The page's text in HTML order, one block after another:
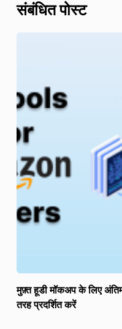
संबंधित पोस्ट
मुफ़्त हूडी मॉकअप के लिए
तरह प्रदर्शित करें